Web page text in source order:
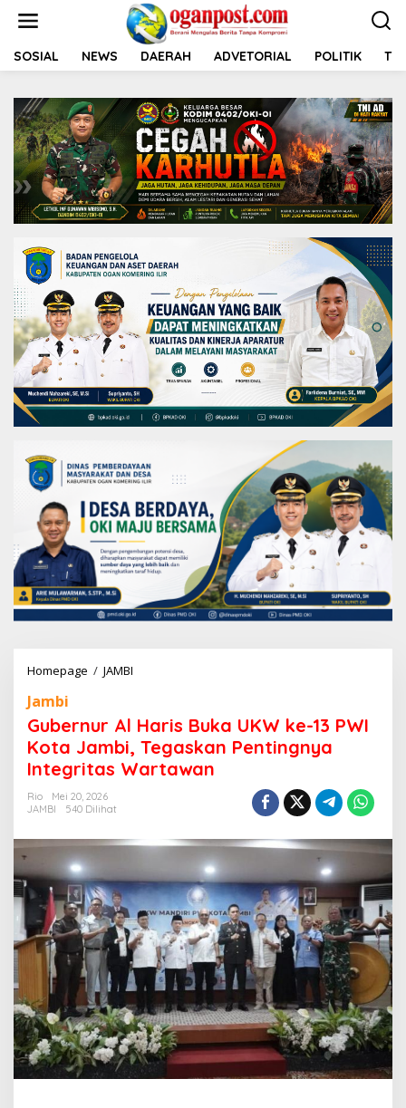
t
SOSIAL NEWS DAERAH ADVETORIAL POLITIK
Homepage / JAMBI
e
n
u
a
i
s
B
u
k
a
U
W
k
e
-
1
Jambi
Gubernur Al Haris Buka UKW ke-13 PWI
Kota Jambi, Tegaskan Pentingnya
Integritas Wartawan
Rio
Mei 20, 2026
JAMBI
540 Dilihat